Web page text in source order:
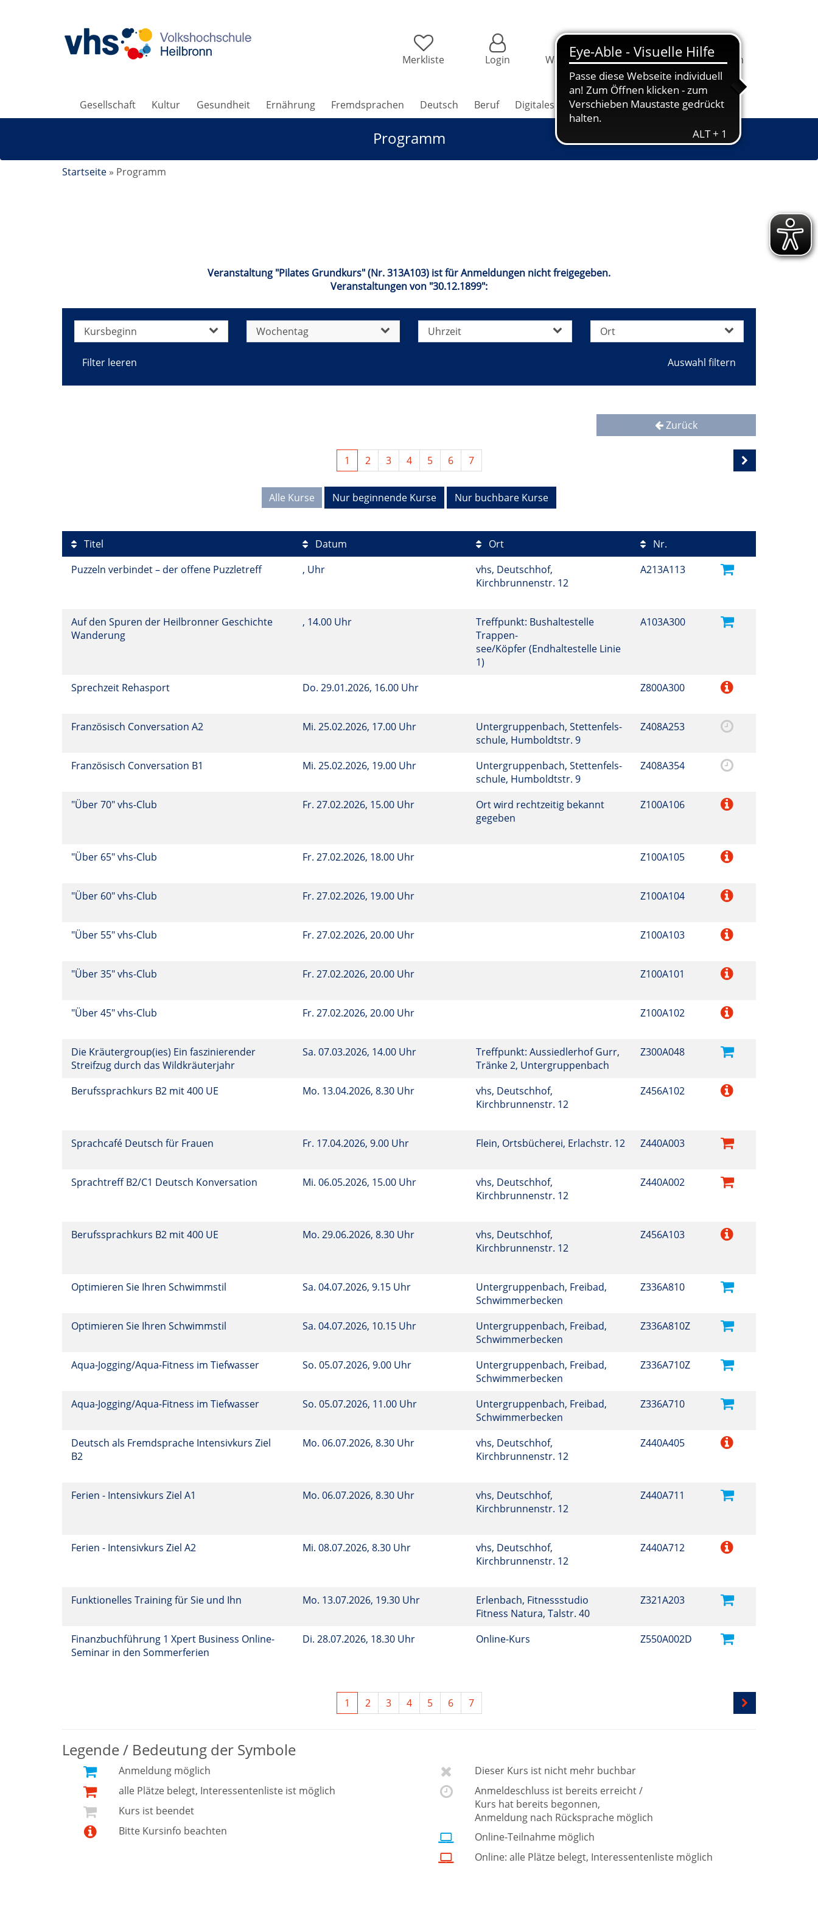
Merkliste Login Warenkorb Information Programm
Gesellschaft Kultur Gesundheit Ernährung Fremdsprachen Deutsch Beruf Digitales Grundbildung Jugendkunstschule
Programm
Startseite » Programm
Veranstaltung "Pilates Grundkurs" (Nr. 313A103) ist für Anmeldungen nicht freigegeben.
Veranstaltungen von "30.12.1899":
Kursbeginn Wochentag Uhrzeit Ort
Filter leeren
Zurück
1 2 3 4 5 6 7
Alle Kurse Nur beginnende Kurse Nur buchbare Kurse
Titel Datum Ort
Nr.
Puzzeln verbindet – der offene Puzzletreff
, Uhr
vhs, Deutschhof,
Kirchbrunnenstr. 12
A213A113
Auf den Spuren der Heilbronner Geschichte
Wanderung
, 14.00 Uhr
Treffpunkt: Bushaltestelle
Trappen-
see/Köpfer (Endhaltestelle Linie
1)
A103A300
Sprechzeit Rehasport Do. 29.01.2026, 16.00 Uhr Z800A300
Französisch Conversation A2 Mi. 25.02.2026, 17.00 Uhr
Untergruppenbach, Stettenfels-
schule, Humboldtstr. 9
Z408A253
Französisch Conversation B1 Mi. 25.02.2026, 19.00 Uhr
Untergruppenbach, Stettenfels-
schule, Humboldtstr. 9
Z408A354
"Über 70" vhs-Club Fr. 27.02.2026, 15.00 Uhr
Ort wird rechtzeitig bekannt
gegeben
Z100A106
"Über 65" vhs-Club Fr. 27.02.2026, 18.00 Uhr Z100A105
"Über 60" vhs-Club Fr. 27.02.2026, 19.00 Uhr Z100A104
"Über 55" vhs-Club Fr. 27.02.2026, 20.00 Uhr Z100A103
"Über 35" vhs-Club Fr. 27.02.2026, 20.00 Uhr Z100A101
"Über 45" vhs-Club Fr. 27.02.2026, 20.00 Uhr Z100A102
Die Kräutergroup(ies) Ein faszinierender
Streifzug durch das Wildkräuterjahr
Sa. 07.03.2026, 14.00 Uhr
Treffpunkt: Aussiedlerhof Gurr,
Tränke 2, Untergruppenbach
Z300A048
Berufssprachkurs B2 mit 400 UE Mo. 13.04.2026, 8.30 Uhr
vhs, Deutschhof,
Kirchbrunnenstr. 12
Z456A102
Sprachcafé Deutsch für Frauen Fr. 17.04.2026, 9.00 Uhr Flein, Ortsbücherei, Erlachstr. 12 Z440A003
Sprachtreff B2/C1 Deutsch Konversation Mi. 06.05.2026, 15.00 Uhr
vhs, Deutschhof,
Kirchbrunnenstr. 12
Z440A002
Berufssprachkurs B2 mit 400 UE Mo. 29.06.2026, 8.30 Uhr
vhs, Deutschhof,
Kirchbrunnenstr. 12
Z456A103
Optimieren Sie Ihren Schwimmstil Sa. 04.07.2026, 9.15 Uhr
Untergruppenbach, Freibad,
Schwimmerbecken
Z336A810
Optimieren Sie Ihren Schwimmstil Sa. 04.07.2026, 10.15 Uhr
Untergruppenbach, Freibad,
Schwimmerbecken
Z336A810Z
Aqua-Jogging/Aqua-Fitness im Tiefwasser So. 05.07.2026, 9.00 Uhr
Untergruppenbach, Freibad,
Schwimmerbecken
Z336A710Z
Aqua-Jogging/Aqua-Fitness im Tiefwasser So. 05.07.2026, 11.00 Uhr
Untergruppenbach, Freibad,
Schwimmerbecken
Z336A710
Deutsch als Fremdsprache Intensivkurs Ziel
B2
Mo. 06.07.2026, 8.30 Uhr
vhs, Deutschhof,
Kirchbrunnenstr. 12
Z440A405
Ferien - Intensivkurs Ziel A1 Mo. 06.07.2026, 8.30 Uhr
vhs, Deutschhof,
Kirchbrunnenstr. 12
Z440A711
Ferien - Intensivkurs Ziel A2 Mi. 08.07.2026, 8.30 Uhr
vhs, Deutschhof,
Kirchbrunnenstr. 12
Z440A712
Funktionelles Training für Sie und Ihn Mo. 13.07.2026, 19.30 Uhr
Erlenbach, Fitnessstudio
Fitness Natura, Talstr. 40
Z321A203
Finanzbuchführung 1 Xpert Business Online-
Seminar in den Sommerferien
Di. 28.07.2026, 18.30 Uhr Online-Kurs Z550A002D
1 2 3 4 5 6 7
Legende / Bedeutung der Symbole
Anmeldung möglich
alle Plätze belegt, Interessentenliste ist möglich
Kurs ist beendet
Bitte Kursinfo beachten
Dieser Kurs ist nicht mehr buchbar
Anmeldeschluss ist bereits erreicht /
Kurs hat bereits begonnen,
Anmeldung nach Rücksprache möglich
Online-Teilnahme möglich
Online: alle Plätze belegt, Interessentenliste möglich